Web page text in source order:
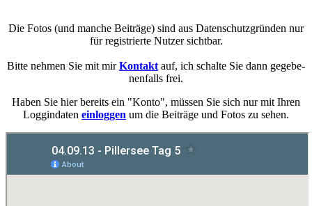
Die Fotos (und man­che Bei­trä­ge) sind aus Da­ten­schutz­grün­den nur
für re­gis­trier­te Nut­zer sicht­bar.
Bitte neh­men Sie mit mirKon­takt auf, ich schal­te Sie dann ge­ge­be­
nen­falls frei.
Haben Sie hier be­reits ein "Konto", müs­sen Sie sich nur mit Ihren
Loggin­da­ten ein­log­gen um die Bei­trä­ge und Fotos zu sehen.